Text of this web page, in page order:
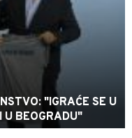
"IGRAĆE SE U
U BEOGRADU"